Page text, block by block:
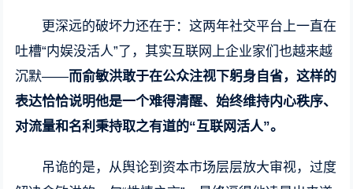
更深远的破坏力还在于：这两年社交平台上一直在
吐槽“内娱没活人”了，其实互联网上企业家们也越来越
沉默——而俞敏洪敢于在公众注视下躬身自省，这样的
表达恰恰说明他是一个难得清醒、始终维持内心秩序、
对流量和名利秉持取之有道的“互联网活人”。
吊诡的是，从舆论到资本市场层层放大审视，过度